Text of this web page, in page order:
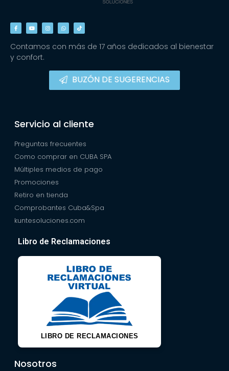
Contamos con más de 17 años dedicados al bienestar
y confort.
BUZÓN DE SUGERENCIAS
Servicio al cliente
Preguntas frecuentes
Como comprar en CUBA SPA
Múltiples medios de pago
Promociones
Retiro en tienda
Comprobantes Cuba&Spa
kuntesoluciones.com
Libro de Reclamaciones
LIBRO DE RECLAMACIONES
Nosotros